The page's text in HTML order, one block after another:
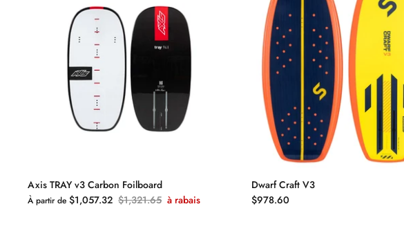
Axis TRAY v3 Carbon Foilboard
À partir de $1,057.32 $1,321.65 à rabais
Dwarf Craft V3
$978.60